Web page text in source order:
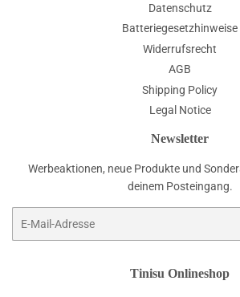
Datenschutz
Batteriegesetzhinweise
Widerrufsrecht
AGB
Shipping Policy
Legal Notice
Newsletter
Werbeaktionen, neue Produkte und
deinem Posteingang.
Tinisu Onlineshop